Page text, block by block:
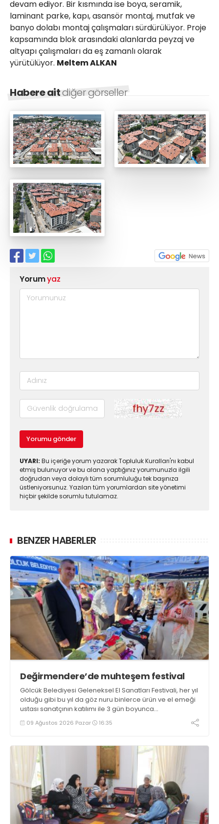
devam ediyor. Bir kısmında ise boya, seramik,
laminant parke, kapı, asansör montaj, mutfak ve
banyo dolabı montaj çalışmaları sürdürülüyor. Proje
kapsamında blok arasındaki alanlarda peyzaj ve
altyapı çalışmaları da eş zamanlı olarak
yürütülüyor. Meltem ALKAN
Habere aitdiğer görseller
Yorumyaz
Yorumu gönder
UYARI: Bu içeriğe yorum yazarak Topluluk Kuralları'nı kabul
etmiş bulunuyor ve bu alana yaptığınız yorumunuzla ilgili
doğrudan veya dolaylı tüm sorumluluğu tek başınıza
üstleniyorsunuz. Yazılan tüm yorumlardan site yönetimi
hiçbir şekilde sorumlu tutulamaz.
BENZER HABERLER
Değirmendere’de muhteşem festival
Gölcük Belediyesi Geleneksel El Sanatları Festivali, her yıl
olduğu gibi bu yıl da göz nuru binlerce ürün ve el emeği
ustası sanatçının katılımı ile 3 gün boyunca
Değirmendere İskele meydanında gerçekleştirildi
09 Ağustos 2026 Pazar 16:35